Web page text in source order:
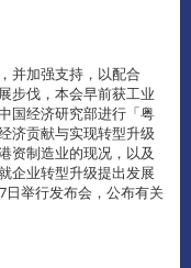
并加强支持，以配合
步伐，本会早前获工业
国经济研究部进行「粤
济贡献与实现转型升级
资制造业的现况，以及
企业转型升级提出发展
举行发布会，公布有关